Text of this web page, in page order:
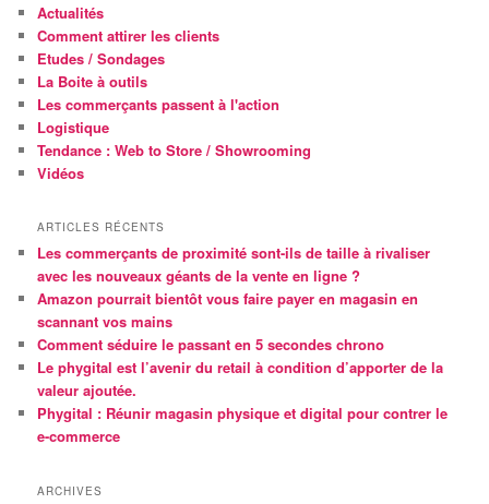
r
c
h
e
Actualités
Comment attirer les clients
Etudes / Sondages
La Boite à outils
Les commerçants passent à l'action
Logistique
Tendance : Web to Store / Showrooming
Vidéos
ARTICLES RÉCENTS
Les commerçants de proximité sont-ils de taille à rivaliser
avec les nouveaux géants de la vente en ligne ?
Amazon pourrait bientôt vous faire payer en magasin en
scannant vos mains
Comment séduire le passant en 5 secondes chrono
Le phygital est l’avenir du retail à condition d’apporter de la
valeur ajoutée.
Phygital : Réunir magasin physique et digital pour contrer le
e-commerce
ARCHIVES